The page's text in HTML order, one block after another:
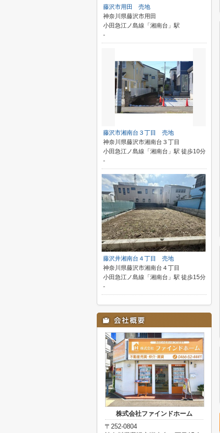
藤沢市用田 売地
神奈川県藤沢市用田
小田急江ノ島線「湘南台」駅
-
藤沢市湘南台３丁目 売地
神奈川県藤沢市湘南台３丁目
小田急江ノ島線「湘南台」駅 徒歩10分
-
藤沢井湘南台４丁目 売地
神奈川県藤沢市湘南台４丁目
小田急江ノ島線「湘南台」駅 徒歩15分
-
株式会社ファインドホーム
〒252-0804